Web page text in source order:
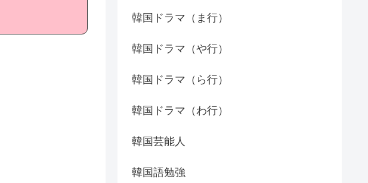
韓国ドラマ（ま行）
韓国ドラマ（や行）
韓国ドラマ（ら行）
韓国ドラマ（わ行）
韓国芸能人
韓国語勉強